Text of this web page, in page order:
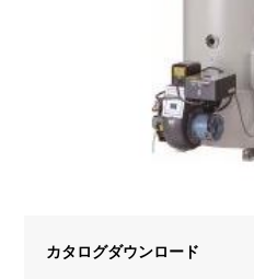
カタログダウンロード